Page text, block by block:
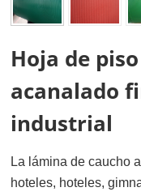
Hoja de
acanalado
industrial
La lámina de caucho
hoteles, hoteles,